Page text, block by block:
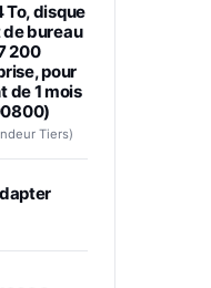
To, disque
bureau
200
pour
de 1 mois
Tiers)